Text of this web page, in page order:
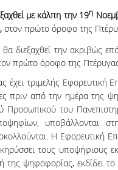
με κάλπη την 19η
στον πρώτο όροφο της
διεξαχθεί την ακριβώς
πρώτο όροφο της
έχει τριμελής
πριν από την ημέρα της
Προσωπικού του
υποβάλλονται
Η Εφορευτική
τους
της ψηφοφορίας, εκδίδει